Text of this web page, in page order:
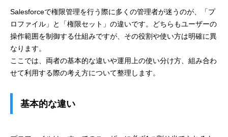
Salesforceで権限管理を行う際に多くの管理者が迷うのが、「プ
ロファイル」と「権限セット」の違いです。どちらもユーザーの
操作範囲を制御する仕組みですが、その役割や使い方は明確に異
なります。
ここでは、両者の基本的な違いや運用上の使い分け方、組み合わ
せて利用する際の考え方について整理します。
基本的な違い